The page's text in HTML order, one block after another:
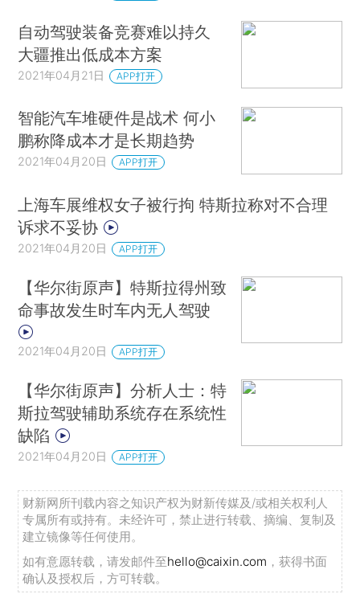
自动驾驶装备竞赛难以持久
大疆推出低成本方案
2021年04月21日 APP打开
智能汽车堆硬件是战术 何小
鹏称降成本才是长期趋势
2021年04月20日 APP打开
上海车展维权女子被行拘 特斯拉称对不合理
诉求不妥协
2021年04月20日 APP打开
【华尔街原声】特斯拉得州致
命事故发生时车内无人驾驶
2021年04月20日 APP打开
【华尔街原声】分析人士：特
斯拉驾驶辅助系统存在系统性
缺陷
2021年04月20日 APP打开
财新网所刊载内容之知识产权为财新传媒及/或相关权利人
专属所有或持有。未经许可，禁止进行转载、摘编、复制及
建立镜像等任何使用。
如有意愿转载，请发邮件至hello@caixin.com ，获得书面
确认及授权后，方可转载。